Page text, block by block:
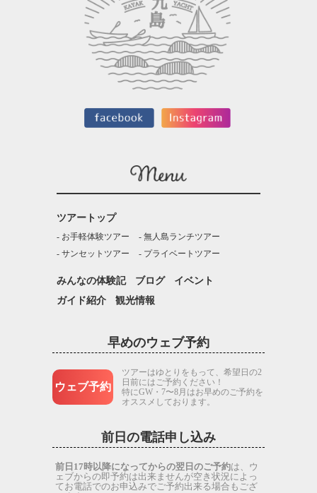
ツアートップ
お手軽体験ツアー
無人島ランチツアー
サンセットツアー
プライベートツアー
みんなの体験記 ブログ
イベント
ガイド紹介
観光情報
早めのウェブ予約
ウェブ予約
ツアーはゆとりをもって、希望日の2
日前にはご予約ください！
特にGW・7〜8月はお早めのご予約を
オススメしております。
前日の電話申し込み
前日17時以降になってからの翌日のご予約は、ウ
ェブからの即予約は出来ませんが空き状況によっ
てお電話でのお申込みでご予約出来る場合もござ